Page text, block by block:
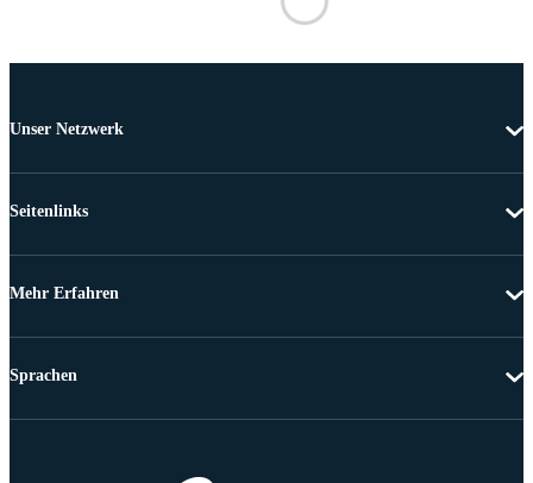
Unser Netzwerk
Seitenlinks
Mehr Erfahren
Sprachen